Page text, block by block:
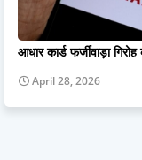
आधार कार्ड फर्जीवाड़ा
April 28, 2026